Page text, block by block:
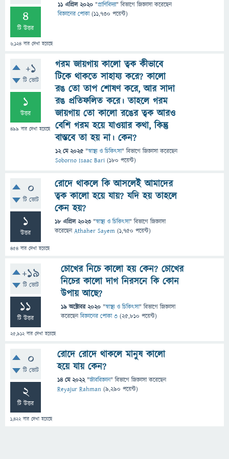
4
টি উত্তর
6,124 বার দেখা হয়েছে
11 এপ্রিল 2020 "প্রাণিবিদ্যা" বিভাগে জিজ্ঞাসাকরেছেন
বিজ্ঞানের পোকা (11,730 পয়েন্ট)
+1
টি ভোট
1
উত্তর
499 বার দেখা হয়েছে
গরম জায়গায় কালো ত্বক কীভাবে
টিকে থাকতে সাহায্য করে? কালো
রঙ তো তাপ শোষণ করে, আর সাদা
রঙ প্রতিফলিত করে। তাহলে গরম
জায়গায় তো কালো রঙের ত্বক আরও
বেশি গরম হয়ে যাওয়ার কথা, কিন্তু
বাস্তবে তা হয় না। কেন?
12 মে 2025 "স্বাস্থ্য ও চিকিৎসা" বিভাগে জিজ্ঞাসাকরেছেন
Soborno Isaac Bari (180 পয়েন্ট)
0
টি ভোট
1
উত্তর
454 বার দেখা হয়েছে
রোদে থাকলে কি আসলেই আমাদের
ত্বক কালো হয়ে যায়? যদি হয় তাহলে
কেন হয়?
18 এপ্রিল 2023 "স্বাস্থ্য ও চিকিৎসা" বিভাগে জিজ্ঞাসা
করেছেনAthaher Sayem (1,750 পয়েন্ট)
+19
টি ভোট
11
টি উত্তর
25,912বার দেখা হয়েছে
চোখের নিচে কালো হয় কেন? চোখের
নিচের কালো দাগ নিরসনে কি কোন
উপায় আছে?
19 অক্টোবর 2020 "স্বাস্থ্য ও চিকিৎসা" বিভাগে জিজ্ঞাসা
করেছেনবিজ্ঞানের পোকা ৩ (25,810 পয়েন্ট)
0
টি ভোট
2
টি উত্তর
1,422বার দেখা হয়েছে
রোদে রোদে থাকলে মানুষ কালো
হয়ে যায় কেন?
14 মে 2022 "জীববিজ্ঞান" বিভাগে জিজ্ঞাসাকরেছেন
Reyajur Rahman (9,290 পয়েন্ট)